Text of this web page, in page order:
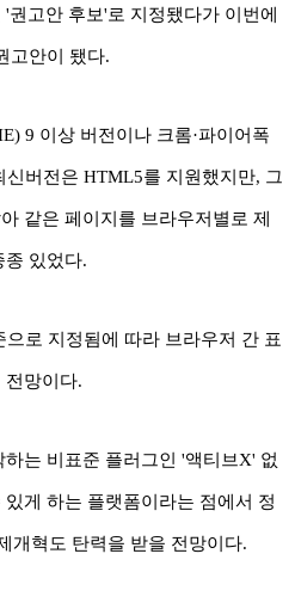
고안 후보'로 지정됐다가 이번에
고안이 됐다.
9 이상 버전이나 크롬·파이어폭
신버전은 HTML5를 지원했지만, 그
같은 페이지를 브라우저별로 제
종 있었다.
로 지정됨에 따라 브라우저 간 표
전망이다.
는 비표준 플러그인 '액티브X' 없
게 하는 플랫폼이라는 점에서 정
개혁도 탄력을 받을 전망이다.